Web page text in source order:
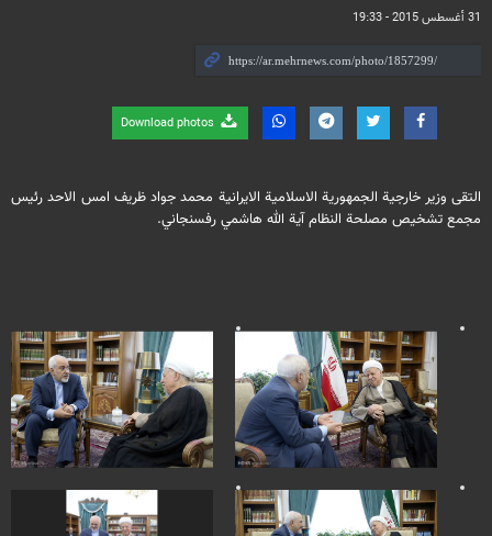
31 أغسطس 2015 - 19:33
التقى وزير خارجية الجمهورية الاسلامية الايرانية محمد جواد ظريف امس الاحد رئيس
مجمع تشخيص مصلحة النظام آية الله هاشمي رفسنجاني.